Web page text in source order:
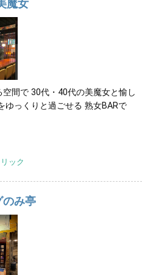
魔女
間で 30代・40代の美魔女と愉し
ゆっくりと過ごせる 熟女BARで
ック
のみ亭